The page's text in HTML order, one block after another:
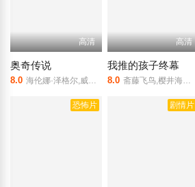
高清
奥奇传说
8.0 海伦娜·泽格尔,威廉·达福,菲恩·伍法德,艾米丽·沃森
高清
我推的孩子终幕
8.0 斋藤飞鸟,樱井海音,齐藤渚,原菜乃华,茅岛水树,志水彩乃,吉田钢太郎,仓科加奈,金子统昭,要润,二宫和也
恐怖片 剧情片